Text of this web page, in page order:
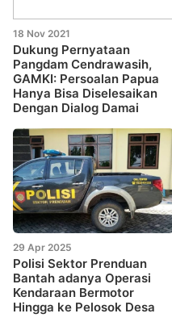
18 Nov 2021
Dukung Pernyataan
Pangdam Cendrawasih,
GAMKI: Persoalan Papua
Hanya Bisa Diselesaikan
Dengan Dialog Damai
29 Apr 2025
Polisi Sektor Prenduan
Bantah adanya Operasi
Kendaraan Bermotor
Hingga ke Pelosok Desa